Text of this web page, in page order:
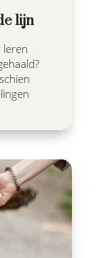
lijn
leren